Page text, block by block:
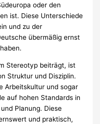
oder den
ist. Diese Unterschiede
und zu der
übermäßig ernst
Stereotyp beiträgt, ist
Struktur und Disziplin.
Arbeitskultur und sogar
auf hohen Standards in
Planung. Diese
und praktisch,